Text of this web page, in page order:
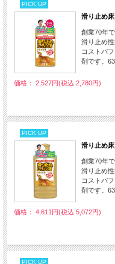
PICK UP
滑り止め
創業70年
滑り止め性
コストパ
剤です。
価格： 2,527円(税込 2,780円)
PICK UP
滑り止め
創業70年
滑り止め性
コストパ
剤です。
価格： 4,611円(税込 5,072円)
PICK UP